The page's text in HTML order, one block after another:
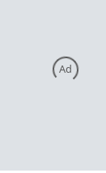
Ad